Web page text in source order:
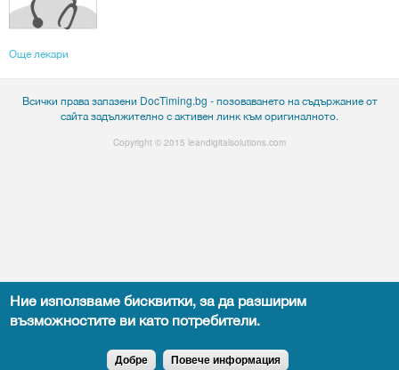
Още лекари
Всички права запазени DocTiming.bg - позоваването на съдържание от
сайта задължително с активен линк към оригиналното.
Copyright © 2015 leandigitalsolutions.com
Ние използваме бисквитки, за да разширим
възможностите ви като потребители.
Добре Повече информация